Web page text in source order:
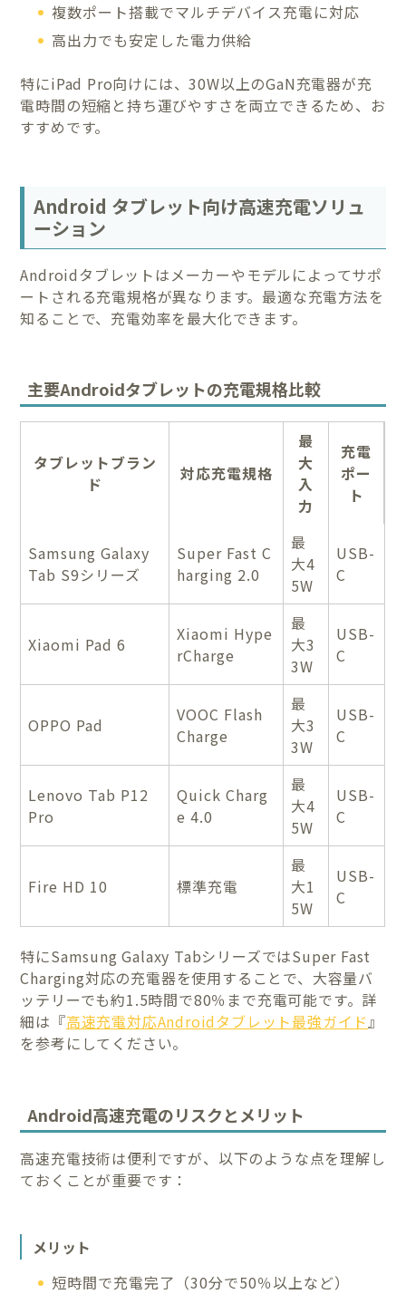
複数ポート搭載でマルチデバイス充電に対応
高出力でも安定した電力供給
特にiPad Pro向けには、30W以上のGaN充電器が充
電時間の短縮と持ち運びやすさを両立できるため、お
すすめです。
Android タブレット向け高速充電ソリュ
ーション
Androidタブレットはメーカーやモデルによってサポ
ートされる充電規格が異なります。最適な充電方法を
知ることで、充電効率を最大化できます。
主要Androidタブレットの充電規格比較
タブレットブラン
ド
対応充電規格
最
大
入
力
充電
ポー
ト
Samsung Galaxy
Tab S9シリーズ
Super Fast C
harging 2.0
最
大4
5W
USB-
C
Xiaomi Pad 6
Xiaomi Hype
rCharge
最
大3
3W
USB-
C
OPPO Pad
VOOC Flash
Charge
最
大3
3W
USB-
C
Lenovo Tab P12
Pro
Quick Charg
e 4.0
最
大4
5W
USB-
C
Fire HD 10 標準充電
最
大1
5W
USB-
C
特にSamsung Galaxy TabシリーズではSuper Fast
Charging対応の充電器を使用することで、大容量バ
ッテリーでも約1.5時間で80％まで充電可能です。詳
細は『高速充電対応Androidタブレット最強ガイド』
を参考にしてください。
Android高速充電のリスクとメリット
高速充電技術は便利ですが、以下のような点を理解し
ておくことが重要です：
メリット
短時間で充電完了（30分で50％以上など）